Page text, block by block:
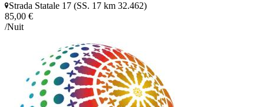
Strada Statale 17 (SS. 17 km 32.462)
85,00 €
/Nuit